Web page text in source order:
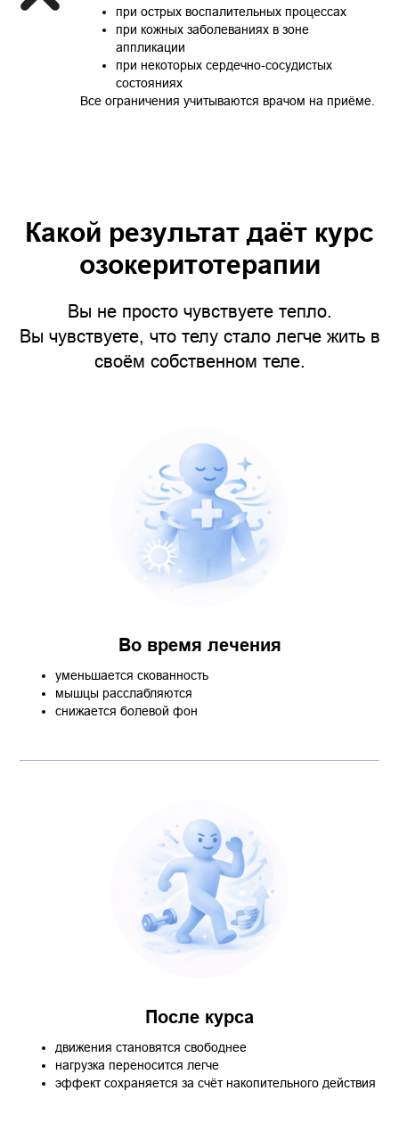
при острых воспалительных процессах
при кожных заболеваниях в зоне
аппликации
при некоторых сердечно-сосудистых
состояниях
Все ограничения учитываются врачом на приёме.
Какой результат даёт курс
озокеритотерапии
Вы не просто чувствуете тепло.
Вы чувствуете, что телу стало легче жить в
своём собственном теле.
Во время лечения
уменьшается скованность
мышцы расслабляются
снижается болевой фон
После курса
движения становятся свободнее
нагрузка переносится легче
эффект сохраняется за счёт накопительного действия